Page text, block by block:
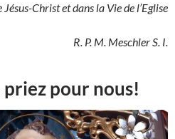
Christ et dans la Vie de l’Eglise
R. P. M. Meschler S. I.
priez pour nous!